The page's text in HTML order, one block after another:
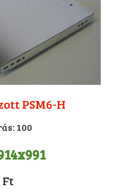
PSM6-H
100
Ft